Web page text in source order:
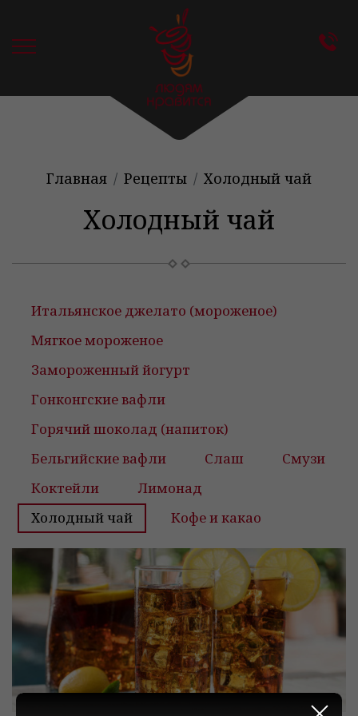
Главная Рецепты Холодный чай
Холодный чай
Итальянское джелато (мороженое)
Мягкое мороженое
Замороженный йогурт
Гонконгские вафли
Горячий шоколад (напиток)
Бельгийские вафли
Слаш
Смузи
Коктейли
Лимонад
Холодный чай
Кофе и какао